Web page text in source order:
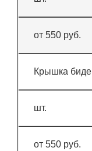
от 550 руб.
Крышка биде
шт.
от 550 руб.